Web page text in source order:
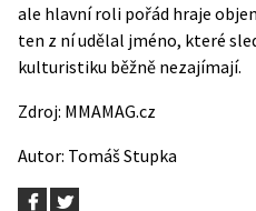
ale hlavní roli pořád hraje
ten z ní udělal jméno, které
kulturistiku běžně nezajímají.
Zdroj: MMAMAG.cz
Autor: Tomáš Stupka